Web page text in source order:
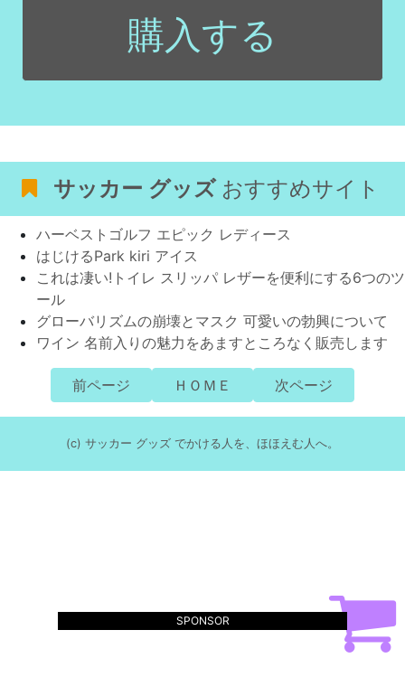
購入する
サッカー グッズおすすめサイト
ハーベストゴルフ エピック レディース
はじけるPark kiri アイス
これは凄い!トイレ スリッパ レザーを便利にする6つのツ
ール
グローバリズムの崩壊とマスク 可愛いの勃興について
ワイン 名前入りの魅力をあますところなく販売します
前ページ ＨＯＭＥ 次ページ
(c) サッカー グッズ でかける人を、ほほえむ人へ。
SPONSOR